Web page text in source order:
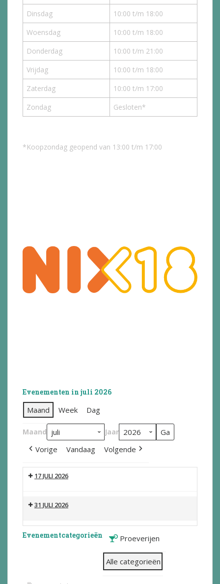
Dinsdag
10:00 t/m 18:00
Woensdag
10:00 t/m 18:00
Donderdag
10:00 t/m 21:00
Vrijdag
10:00 t/m 18:00
Zaterdag
10:00 t/m 17:00
Zondag
Gesloten*
*Koopzondag geopend van 13:00 t/m 17:00
Evenementen in juli 2026
Maand Week Dag
Maand Jaar
Vorige Vandaag Volgende
17 JULI 2026
31 JULI 2026
Evenementcategorieën Proeverijen
Alle categorieën